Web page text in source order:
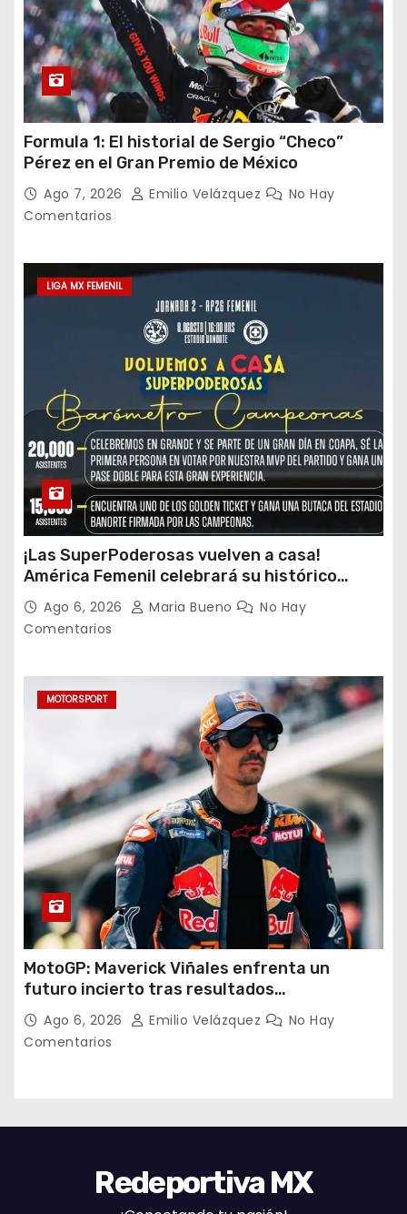
Formula 1: El historial de Sergio “Checo”
Pérez en el Gran Premio de México
Ago 7, 2026 Emilio Velázquez
No Hay
Comentarios
LIGA MX FEMENIL
¡Las SuperPoderosas vuelven a casa!
América Femenil celebrará su histórico
triplete con una auténtica fiesta ante Cruz
Azul
Ago 6, 2026 Maria Bueno
No Hay
Comentarios
MOTORSPORT
MotoGP: Maverick Viñales enfrenta un
futuro incierto tras resultados
decepcionantes
Ago 6, 2026 Emilio Velázquez
No Hay
Comentarios
Redeportiva MX